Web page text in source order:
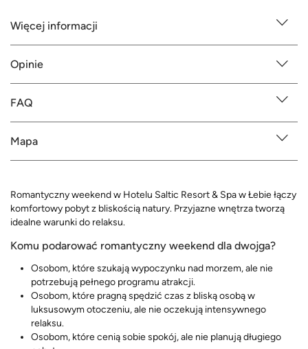
Więcej informacji
Opinie
FAQ
Mapa
Romantyczny weekend w Hotelu Saltic Resort & Spa w Łebie łączy
komfortowy pobyt z bliskością natury. Przyjazne wnętrza tworzą
idealne warunki do relaksu.
Komu podarować romantyczny weekend dla dwojga?
Osobom, które szukają wypoczynku nad morzem, ale nie
potrzebują pełnego programu atrakcji.
Osobom, które pragną spędzić czas z bliską osobą w
luksusowym otoczeniu, ale nie oczekują intensywnego
relaksu.
Osobom, które cenią sobie spokój, ale nie planują długiego